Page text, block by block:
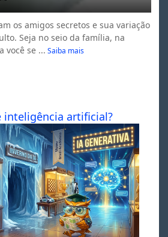
os amigos secretos e sua variação
Seja no seio da família, na
você se ... Saiba mais
inteligência artificial?